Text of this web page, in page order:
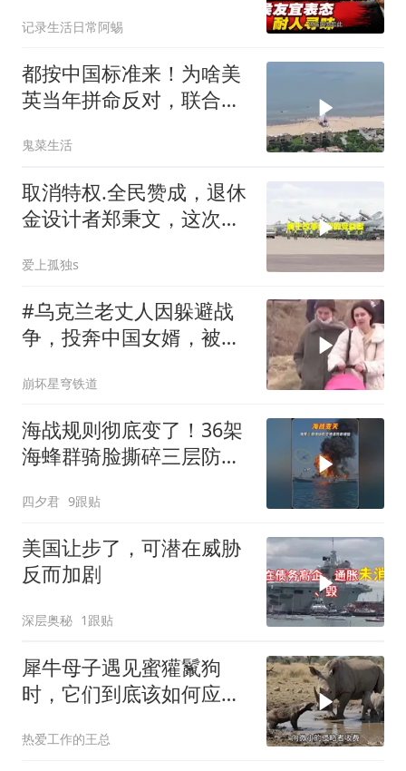
记录生活日常阿蜴
都按中国标准来！为啥美
英当年拼命反对，联合国
鬼菜生活
取消特权.全民赞成，退休
金设计者郑秉文，这次站
爱上孤独s
#乌克兰老丈人因躲避战
争，投奔中国女婿，被眼
崩坏星穹铁道
海战规则彻底变了！36架
海蜂群骑脸撕碎三层防空
四夕君 9跟贴
美国让步了，可潜在威胁
反而加剧
深层奥秘 1跟贴
犀牛母子遇见蜜獾鬣狗
时，它们到底该如何应
热爱工作的王总